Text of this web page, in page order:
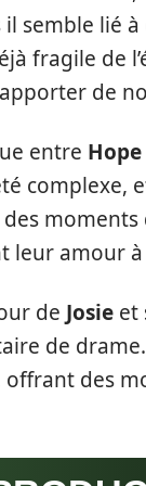
il semble lié
fragile de
de
entre Hope
complexe,
des
leur amour
de Josie et
de
des